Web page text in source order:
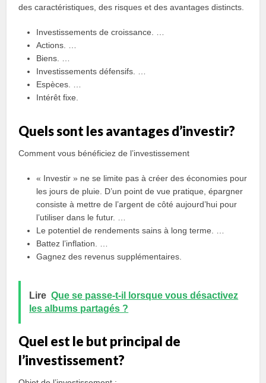
des caractéristiques, des risques et des avantages distincts.
Investissements de croissance. …
Actions. …
Biens. …
Investissements défensifs. …
Espèces. …
Intérêt fixe.
Quels sont les avantages d’investir?
Comment vous bénéficiez de l’investissement
« Investir » ne se limite pas à créer des économies pour
les jours de pluie. D’un point de vue pratique, épargner
consiste à mettre de l’argent de côté aujourd’hui pour
l’utiliser dans le futur. …
Le potentiel de rendements sains à long terme. …
Battez l’inflation. …
Gagnez des revenus supplémentaires.
Lire Que se passe-t-il lorsque vous désactivez
les albums partagés ?
Quel est le but principal de
l’investissement?